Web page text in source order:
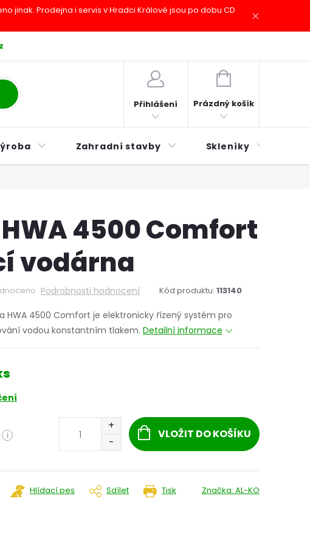
jinak. Prodejna i servis v Hradci Králové jsou po dobu CD
na splátky ESSOX
Přihlášení
NÁKUPNÍ
Prázdný košík
Zahradní stavby Skleníky
4500 Comfort
vodárna
Podrobnosti hodnocení Kód produktu: 113140
HWA 4500 Comfort je elektronicky řízený systém pro
vodou konstantním tlakem. Detailní informace
i VLOŽIT DO KOŠÍKU
Tisk
Hlídací pes Sdílet Značka: AL-KO